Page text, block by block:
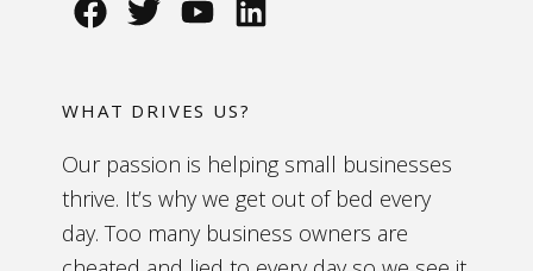
WHAT DRIVES US?
Our passion is helping small businesses
thrive. It’s why we get out of bed every
day. Too many business owners are